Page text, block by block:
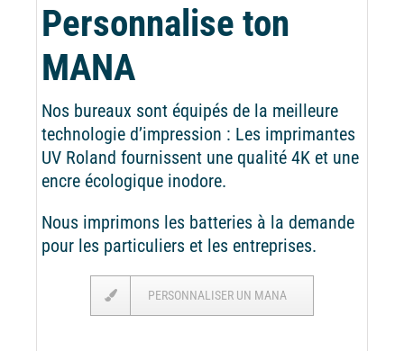
Personnalise ton
MANA
Nos bureaux sont équipés de la meilleure
technologie d’impression : Les imprimantes
UV Roland fournissent une qualité 4K et une
encre écologique inodore.
Nous imprimons les batteries à la demande
pour les particuliers et les entreprises.
PERSONNALISER UN MANA